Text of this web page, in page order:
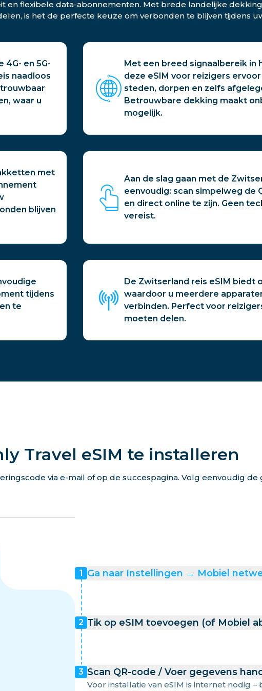
en flexibele data-abonnementen. Met brede landelijke
is het de perfecte keuze om verbonden te blijven tijdens
4G- en 5G-
naadloos
waar u
Met een breed signaalbereik in
deze eSIM voor reizigers
steden, dorpen en zelfs
Betrouwbare dekking maakt
mogelijk.
met
blijven
Aan de slag gaan met de
eenvoudig: scan simpelweg de
en direct online te zijn. Geen
vereist.
tijdens
te
De Zwitserland reis eSIM biedt
waardoor u meerdere
verbinden. Perfect voor
moeten delen.
Travel eSIM te installeren
via e-mail of op de succespagina. Volg eenvoudig
1 Ga naar Instellingen → Mobiel
2 Tik op eSIM toevoegen (of Mobiel
3 Scan QR-code / Voer gegevens
Voor installatie van eSIM is internet nodig –